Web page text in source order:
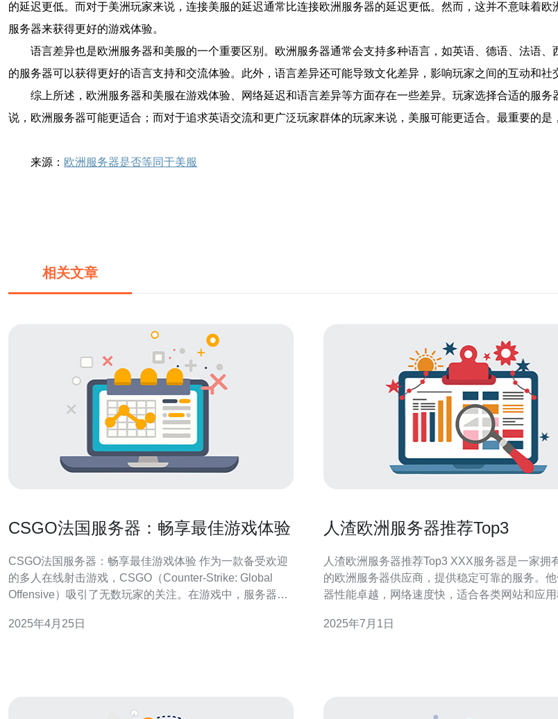
的延迟更低。而对于美洲玩家来说，连接美服的延迟通常比连接欧洲服务器的延迟更低。然而，这并不意味着
服务器来获得更好的游戏体验。
语言差异也是欧洲服务器和美服的一个重要区别。欧洲服务器通常会支持多种语言，如英语、德语、法语
的服务器可以获得更好的语言支持和交流体验。此外，语言差异还可能导致文化差异，影响玩家之间的互动和社
综上所述，欧洲服务器和美服在游戏体验、网络延迟和语言差异等方面存在一些差异。玩家选择合适的服
说，欧洲服务器可能更适合；而对于追求英语交流和更广泛玩家群体的玩家来说，美服可能更适合。最重要的
来源： 欧洲服务器是否等同于美服
相关文章
CSGO法国服务器：畅享最佳游戏体验
CSGO法国服务器：畅享最佳游戏体验 作为一款备受欢迎
的多人在线射击游戏，CSGO（Counter-Strike: Global
Offensive）吸引了无数玩家的关注。在游戏中，服务器的
器，为玩家提供最佳游戏体验的理由。 CSGO法国服务器
2025年4月25日
人渣欧洲服务器推荐Top3
人渣欧洲服务器推荐Top3 XXX服务器是一家拥有多年经验
的欧洲服务器供应商，提供稳定可靠的服务。
器性能卓越，网络速度快，适合各类网站和应
能够及时解决客户遇到的问题。 YYY服务器是一家备受好
2025年7月1日